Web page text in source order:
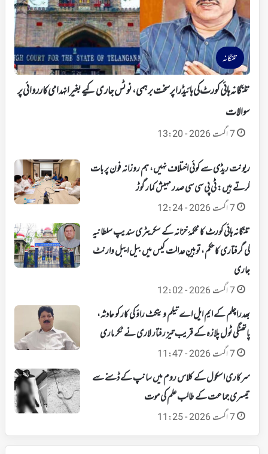
تلنگانہ
تلنگانہ ہائی کورٹ کی ہائیڈرا پر سخت برہمی، نوٹس جاری کیے بغیر انہدامی کارروائی پر
سوالات
7 اگست 2026 - 13:20
ریونت ریڈی سے کوئی اختلاف نہیں، ہم روزانہ فون پر بات
کرتے ہیں: ٹی پی سی سی صدر مہیش کمار گوڑ
7 اگست 2026 - 12:24
تلنگانہ ہائی کورٹ کا محکمۂ خزانہ کے سکریٹری سندیپ سلطانیہ
کی گرفتاری کا حکم، توہینِ عدالت کیس میں بیل ایبل وارنٹ
جاری
7 اگست 2026 - 12:02
بھدراچلم کے ایم ایل اے تیلم وینکٹ راؤ کی کار کو حادثہ،
پاتھنگی ٹول پلازہ کے قریب تیز رفتار لاری نے ٹکر ماری
7 اگست 2026 - 11:47
سرکاری اسکول کے کلاس روم میں سانپ کے ڈسنے سے
تیسری جماعت کے طالب علم کی موت
7 اگست 2026 - 11:25